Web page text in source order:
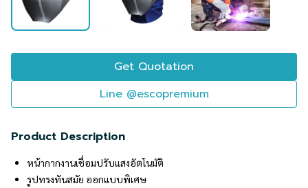
Get Quotation
Line @escopremium
Product Description
หน้ากากงานเชื่อมปรับแสงอัตโนมัติ
รูปทรงทันสมัย ออกแบบพิเศษ